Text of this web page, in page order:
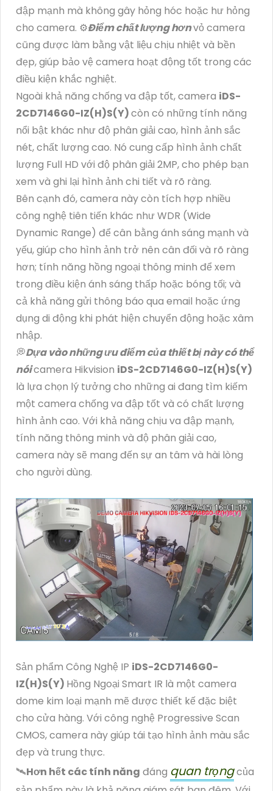
đập mạnh mà không gây hỏng hóc hoặc hư hỏng
cho camera. ⚙Điểm chất lượng hơnvỏ camera
cũng được làm bằng vật liệu chịu nhiệt và bền
đẹp, giúp bảo vệ camera hoạt động tốt trong các
điều kiện khắc nghiệt.
Ngoài khả năng chống va đập tốt, camera iDS-
2CD7146G0-IZ(H)S(Y)còn có những tính năng
nổi bật khác như độ phân giải cao, hình ảnh sắc
nét, chất lượng cao. Nó cung cấp hình ảnh chất
lượng Full HD với độ phân giải 2MP, cho phép bạn
xem và ghi lại hình ảnh chi tiết và rõ ràng.
Bên cạnh đó, camera này còn tích hợp nhiều
công nghệ tiên tiến khác như WDR (Wide
Dynamic Range) để cân bằng ánh sáng mạnh và
yếu, giúp cho hình ảnh trở nên cân đối và rõ ràng
hơn; tính năng hồng ngoại thông minh để xem
trong điều kiện ánh sáng thấp hoặc bóng tối; và
cả khả năng gửi thông báo qua email hoặc ứng
dụng di động khi phát hiện chuyển động hoặc xâm
nhập.
💭Dựa vào những ưu điểm của thiết bị này có thể
nóicamera Hikvision iDS-2CD7146G0-IZ(H)S(Y)
là lựa chọn lý tưởng cho những ai đang tìm kiếm
một camera chống va đập tốt và có chất lượng
hình ảnh cao. Với khả năng chịu va đập mạnh,
tính năng thông minh và độ phân giải cao,
camera này sẽ mang đến sự an tâm và hài lòng
cho người dùng.
Sản phẩm Công Nghệ IP iDS-2CD7146G0-
IZ(H)S(Y) Hồng Ngoại Smart IR là một camera
dome kim loại mạnh mẽ được thiết kế đặc biệt
cho cửa hàng. Với công nghệ Progressive Scan
CMOS, camera này giúp tái tạo hình ảnh màu sắc
đẹp và trung thực.
🛰Hơn hết các tính năng đáng quan trọngcủa